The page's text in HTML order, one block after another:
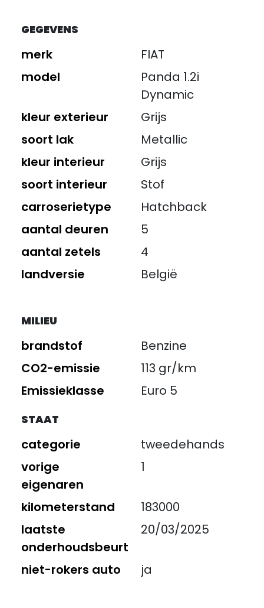
GEGEVENS
merk
FIAT
model
Panda 1.2i
Dynamic
kleur exterieur
Grijs
soort lak
Metallic
kleur interieur
Grijs
soort interieur
Stof
carroserietype
Hatchback
aantal deuren
5
aantal zetels
4
landversie
België
MILIEU
brandstof
Benzine
CO2-emissie
113 gr/km
Emissieklasse
Euro 5
STAAT
categorie
tweedehands
vorige
eigenaren
1
kilometerstand
183000
laatste
onderhoudsbeurt
20/03/2025
niet-rokers auto ja